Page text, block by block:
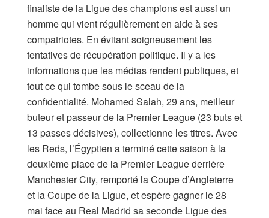
finaliste de la Ligue des champions est aussi un
homme qui vient régulièrement en aide à ses
compatriotes. En évitant soigneusement les
tentatives de récupération politique. Il y a les
informations que les médias rendent publiques, et
tout ce qui tombe sous le sceau de la
confidentialité. Mohamed Salah, 29 ans, meilleur
buteur et passeur de la Premier League (23 buts et
13 passes décisives), collectionne les titres. Avec
les Reds, l’Égyptien a terminé cette saison à la
deuxième place de la Premier League derrière
Manchester City, remporté la Coupe d’Angleterre
et la Coupe de la Ligue, et espère gagner le 28
mai face au Real Madrid sa seconde Ligue des